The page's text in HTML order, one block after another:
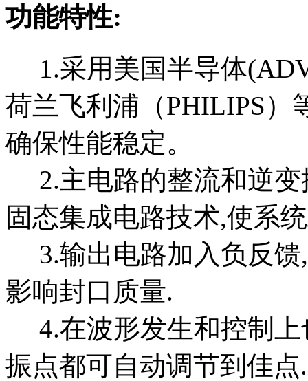
功能特性:
1.采用美国半导体
荷兰飞利浦（PHILIPS）
确保性能稳定。
2.主电路的整流和逆变
固态集成电路技术,使系
3.输出电路加入负反馈
影响封口质量.
4.在波形发生和控制上
振点都可自动调节到佳点.